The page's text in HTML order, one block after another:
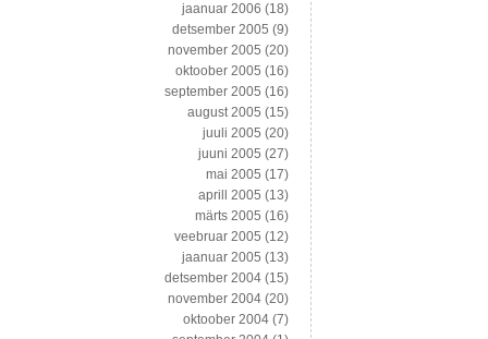
jaanuar 2006 (18)
detsember 2005 (9)
november 2005 (20)
oktoober 2005 (16)
september 2005 (16)
august 2005 (15)
juuli 2005 (20)
juuni 2005 (27)
mai 2005 (17)
aprill 2005 (13)
märts 2005 (16)
veebruar 2005 (12)
jaanuar 2005 (13)
detsember 2004 (15)
november 2004 (20)
oktoober 2004 (7)